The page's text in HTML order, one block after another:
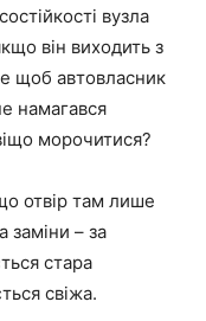
вузла
він виходить з
щоб автовласник
намагався
морочитися?
отвір там лише
заміни – за
стара
свіжа.